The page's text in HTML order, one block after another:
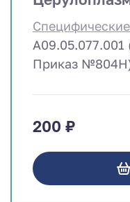
Приказ
200 ₽